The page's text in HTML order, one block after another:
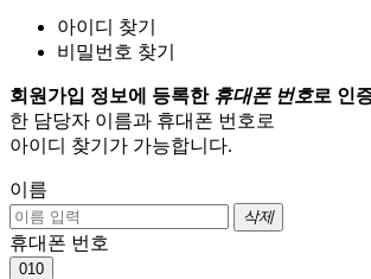
아이디 찾기
비밀번호 찾기
회원가입 정보에 등록한 휴대폰 번호로 인
한 담당자 이름과 휴대폰 번호로
아이디 찾기가 가능합니다.
이름
삭제
휴대폰 번호
010